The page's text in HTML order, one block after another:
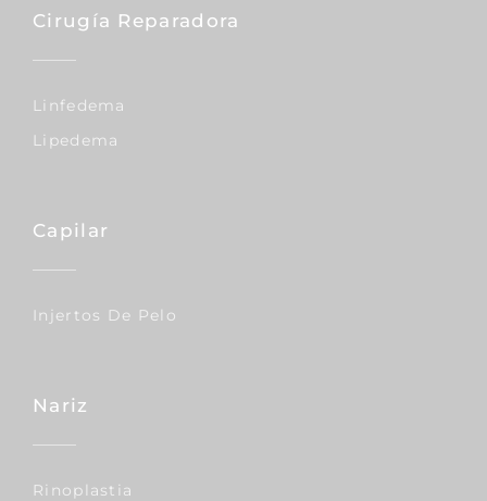
Cirugía Reparadora
Linfedema
Lipedema
Capilar
Injertos De Pelo
Nariz
Rinoplastia